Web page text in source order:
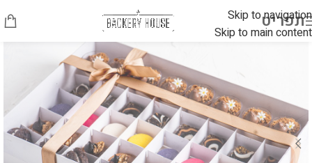
Skip to navigation
Skip to main content
תפריט